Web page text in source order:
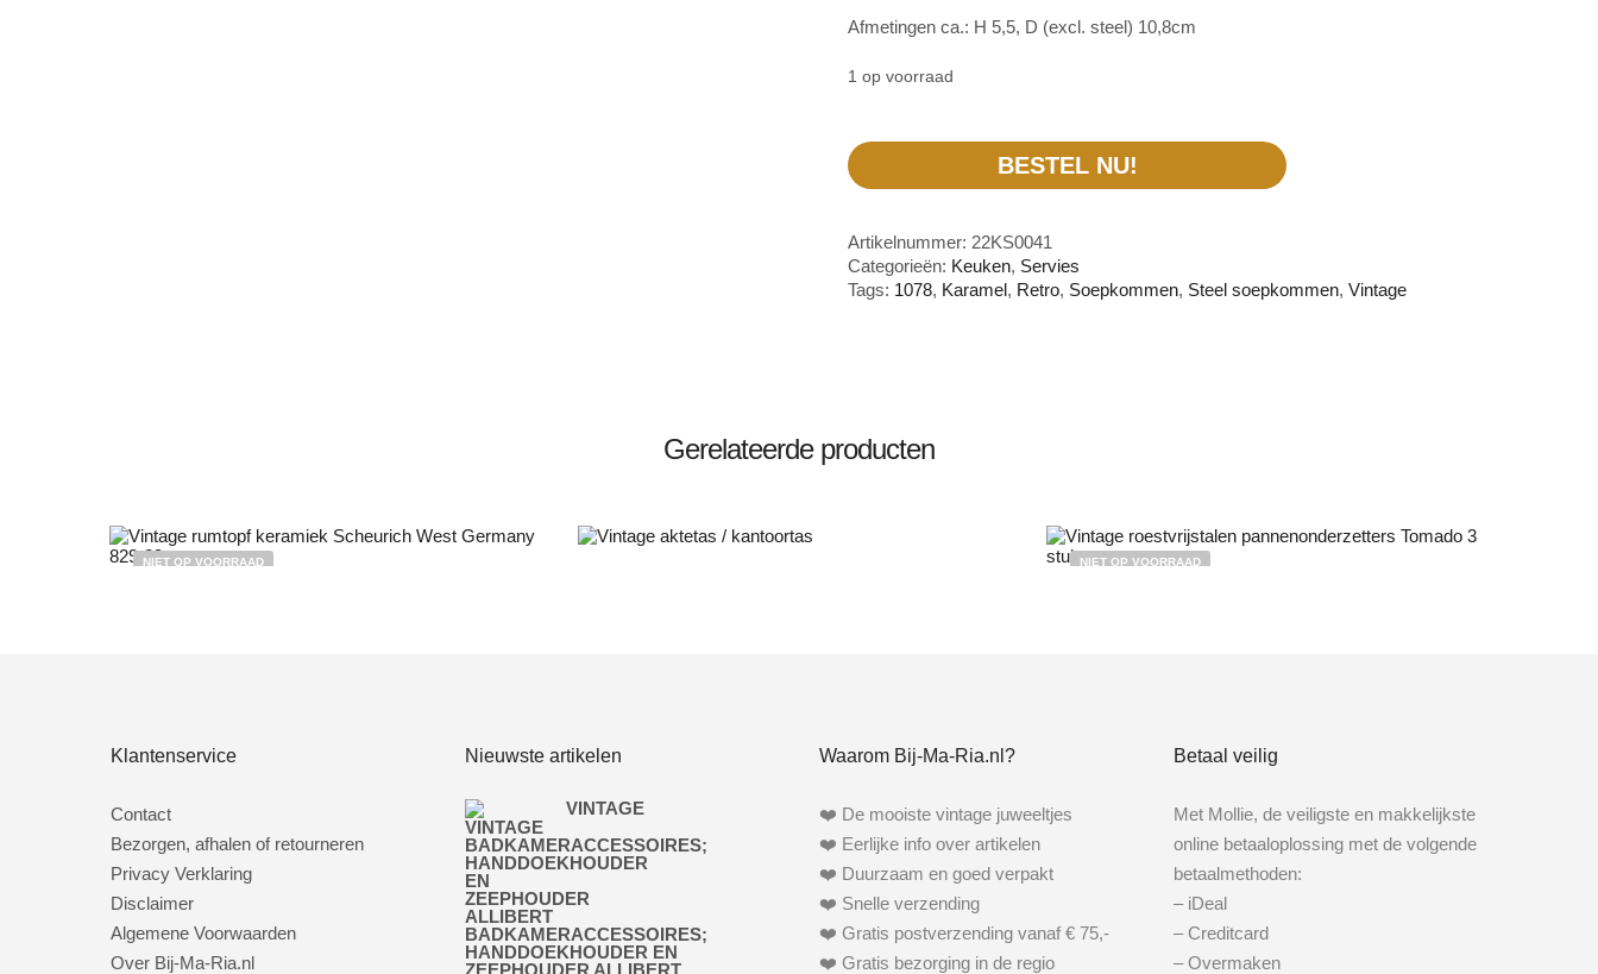
Afmetingen ca.: H 5,5, D (excl. steel) 10,8cm
1 op voorraad
BESTEL NU!
Artikelnummer: 22KS0041
Categorieën: Keuken, Servies
Tags: 1078, Karamel, Retro, Soepkommen, Steel soepkommen,Vintage
Gerelateerde producten
NIET OP VOORRAAD
NIET OP VOORRAAD
Klantenservice
Contact
Bezorgen, afhalen of retourneren
Privacy Verklaring
Disclaimer
Algemene Voorwaarden
Over Bij-Ma-Ria.nl
Nieuwste artikelen
VINTAGE
BADKAMERACCESSOIRES;
HANDDOEKHOUDER EN
ZEEPHOUDER ALLIBERT
Waarom Bij-Ma-Ria.nl?
❤️ De mooiste vintage juweeltjes
❤️ Eerlijke info over artikelen
❤️ Duurzaam en goed verpakt
❤️ Snelle verzending
❤️ Gratis postverzending vanaf € 75,-
❤️ Gratis bezorging in de regio
Betaal veilig
Met Mollie, de veiligste en makkelijkste
online betaaloplossing met de volgende
betaalmethoden:
– iDeal
– Creditcard
– Overmaken